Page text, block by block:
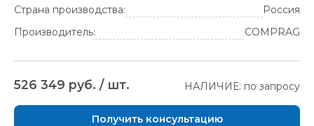
Страна производства:
Россия
Производитель:
COMPRAG
526 349 руб. / шт. НАЛИЧИЕ: по запросу
Получить консультацию